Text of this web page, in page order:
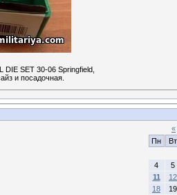
DIE SET 30-06 Springfield,
и посадочная.
«
Пн
Вт
4
5
11
12
18
19